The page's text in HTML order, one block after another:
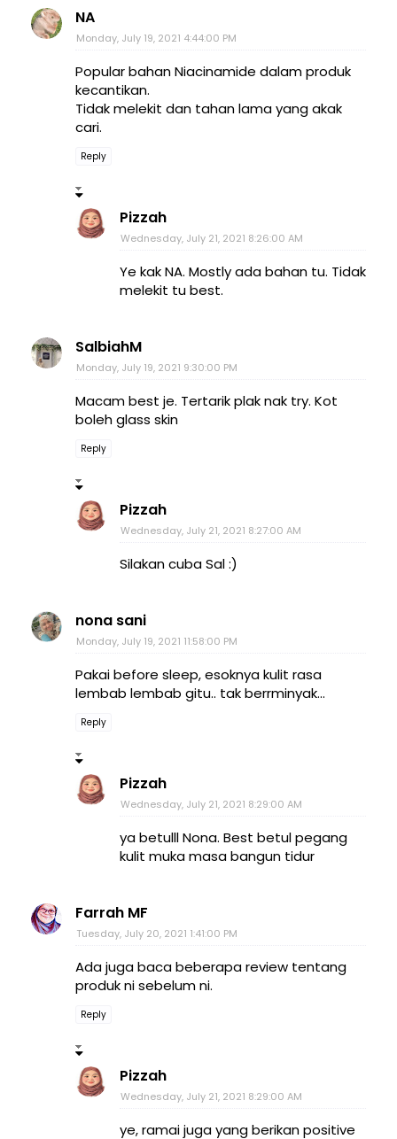
NA
Monday, July 19, 2021 4:44:00 PM
Popular bahan Niacinamide dalam produk
kecantikan.
Tidak melekit dan tahan lama yang akak
cari.
Reply
Pizzah
Wednesday, July 21, 2021 8:26:00 AM
Ye kak NA. Mostly ada bahan tu. Tidak
melekit tu best.
SalbiahM
Monday, July 19, 2021 9:30:00 PM
Macam best je. Tertarik plak nak try. Kot
boleh glass skin
Reply
Pizzah
Wednesday, July 21, 2021 8:27:00 AM
Silakan cuba Sal :)
nona sani
Monday, July 19, 2021 11:58:00 PM
Pakai before sleep, esoknya kulit rasa
lembab lembab gitu.. tak berrminyak...
Reply
Pizzah
Wednesday, July 21, 2021 8:29:00 AM
ya betulll Nona. Best betul pegang
kulit muka masa bangun tidur
Farrah MF
Tuesday, July 20, 2021 1:41:00 PM
Ada juga baca beberapa review tentang
produk ni sebelum ni.
Reply
Pizzah
Wednesday, July 21, 2021 8:29:00 AM
ye, ramai juga yang berikan positive